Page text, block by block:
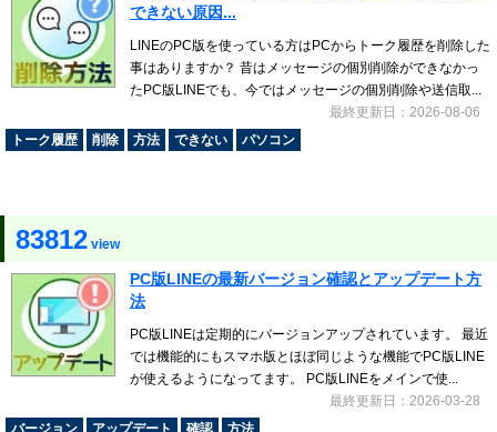
できない原因...
LINEのPC版を使っている方はPCからトーク履歴を削除した
事はありますか？ 昔はメッセージの個別削除ができなかっ
たPC版LINEでも、今ではメッセージの個別削除や送信取...
最終更新日：2026-08-06
トーク履歴
削除 方法 できない パソコン
83812 view
PC版LINEの最新バージョン確認とアップデート方
法
PC版LINEは定期的にバージョンアップされています。 最近
では機能的にもスマホ版とほぼ同じような機能でPC版LINE
が使えるようになってます。 PC版LINEをメインで使...
最終更新日：2026-03-28
バージョン
アップデート 確認 方法